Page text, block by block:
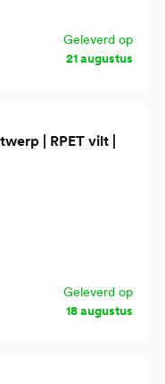
Geleverd op
21 augustus
| RPET vilt |
Geleverd op
18 augustus